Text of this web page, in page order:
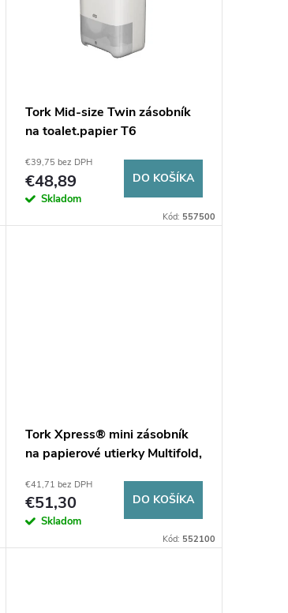
Tork Mid-size Twin zásobník
na toalet.papier T6
€39,75 bez DPH
€48,89
Skladom
DO KOŠÍKA
Kód: 557500
Tork Xpress® mini zásobník
na papierové utierky Multifold,
€41,71 bez DPH
€51,30
Skladom
DO KOŠÍKA
Kód: 552100